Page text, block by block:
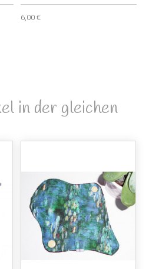
6,00 €
in der gleichen